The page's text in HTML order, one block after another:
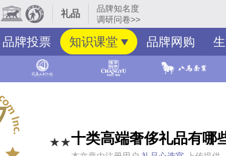
礼品
品牌知名度
调研问卷>>
品牌投票 知识课堂 品牌网购
★★十类高端奢侈礼品有哪